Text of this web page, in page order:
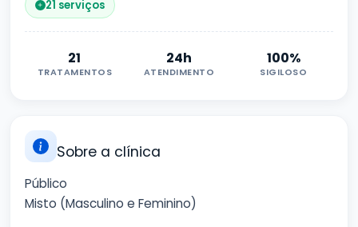
21 serviços
21
TRATAMENTOS
24h
ATENDIMENTO
100%
SIGILOSO
Sobre a clínica
Público
Misto (Masculino e Feminino)